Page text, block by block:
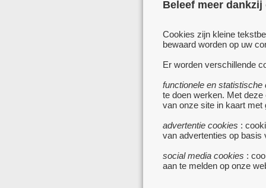
Beleef meer
Cookies zijn kleine
bewaard worden op uw
Er worden verschillende
functionele en statistische
te doen werken. Met
van onze site in kaart met
advertentie cookies :
van advertenties op basis
social media cookies :
aan te melden op onze